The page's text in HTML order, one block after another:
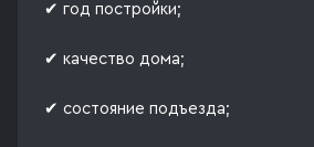
✔ год постройки;
✔ качество дома;
✔ состояние подъезда;